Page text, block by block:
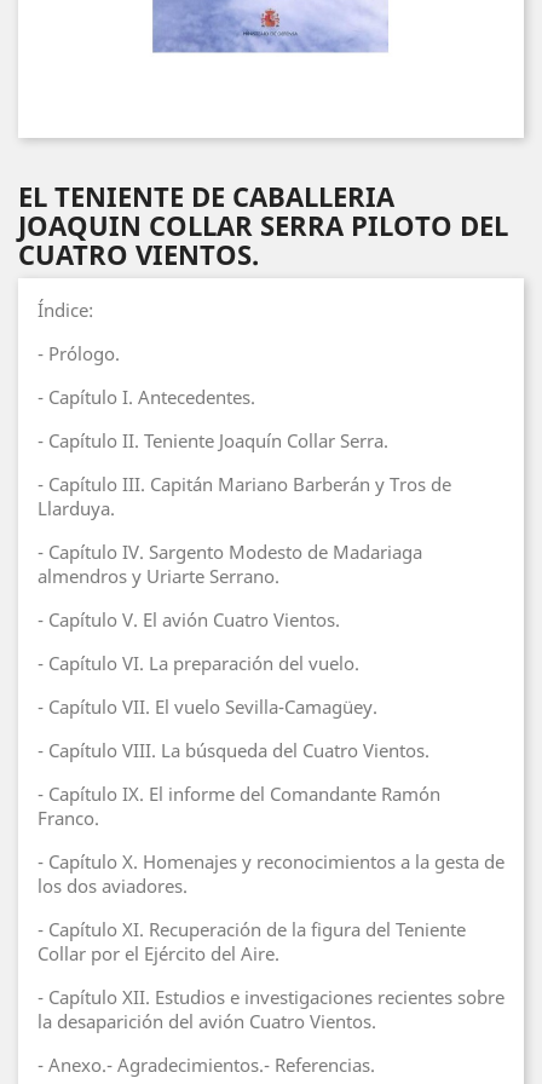
EL TENIENTE DE CABALLERIA
JOAQUIN COLLAR SERRA PILOTO DEL
CUATRO VIENTOS.
Índice:
- Prólogo.
- Capítulo I. Antecedentes.
- Capítulo II. Teniente Joaquín Collar Serra.
- Capítulo III. Capitán Mariano Barberán y Tros de
Llarduya.
- Capítulo IV. Sargento Modesto de Madariaga
almendros y Uriarte Serrano.
- Capítulo V. El avión Cuatro Vientos.
- Capítulo VI. La preparación del vuelo.
- Capítulo VII. El vuelo Sevilla-Camagüey.
- Capítulo VIII. La búsqueda del Cuatro Vientos.
- Capítulo IX. El informe del Comandante Ramón
Franco.
- Capítulo X. Homenajes y reconocimientos a la gesta de
los dos aviadores.
- Capítulo XI. Recuperación de la figura del Teniente
Collar por el Ejército del Aire.
- Capítulo XII. Estudios e investigaciones recientes sobre
la desaparición del avión Cuatro Vientos.
- Anexo.- Agradecimientos.- Referencias.